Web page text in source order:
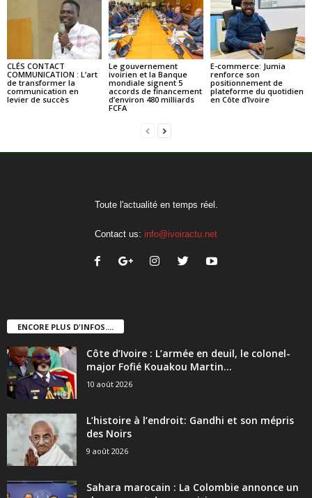
CLÉS CONTACT
COMMUNICATION : L’art
de transformer la
communication en
levier de succès
Le gouvernement
ivoirien et la Banque
mondiale signent 5
accords de financement
d’environ 480 milliards
FCFA
E-commerce: Jumia
renforce son
positionnement de
plateforme du quotidien
en Côte d’Ivoire
Toute l'actualité en temps réel.
Contact us: info@ivoiractu.net
ENCORE PLUS D'INFOS....
Côte d’Ivoire : L’armée en deuil, le colonel-
major Fofié Kouakou Martin...
10 août 2026
L’histoire à l’endroit: Gandhi et son mépris
des Noirs
9 août 2026
Sahara marocain : La Colombie annonce un